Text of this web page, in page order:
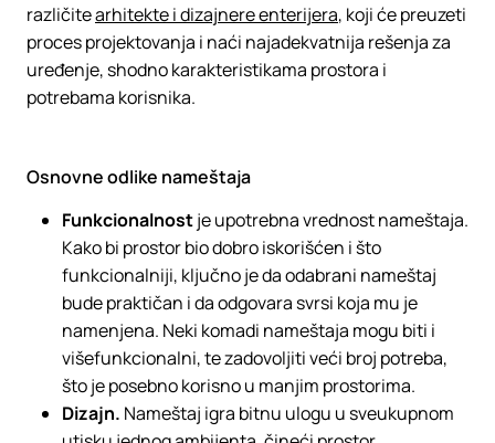
različitearhitekte i dizajnere enterijera, koji će preuzeti
proces projektovanja i naći najadekvatnija rešenja za
uređenje, shodno karakteristikama prostora i
potrebama korisnika.
Osnovne odlike nameštaja
Funkcionalnostje upotrebna vrednost nameštaja.
Kako bi prostor bio dobro iskorišćen i što
funkcionalniji, ključno je da odabrani nameštaj
bude praktičan i da odgovara svrsi koja mu je
namenjena. Neki komadi nameštaja mogu biti i
višefunkcionalni, te zadovoljiti veći broj potreba,
što je posebno korisno u manjim prostorima.
Dizajn. Nameštaj igra bitnu ulogu u sveukupnom